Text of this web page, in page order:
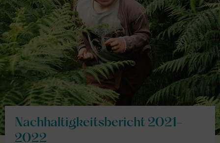
Nachhaltigkeitsbericht 2021-
2022